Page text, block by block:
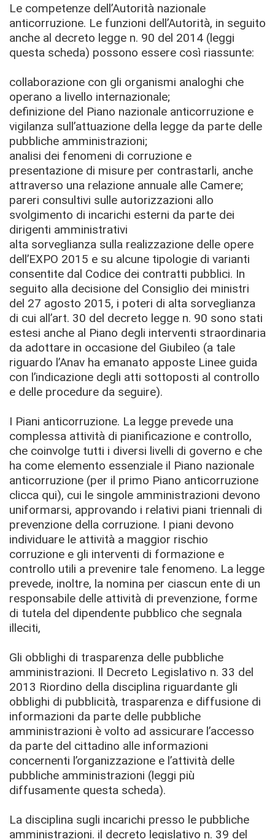
Le competenze dell’Autorità nazionale
anticorruzione. Le funzioni dell’Autorità, in seguito
anche al decreto legge n. 90 del 2014 (leggi
questa scheda) possono essere così riassunte:
collaborazione con gli organismi analoghi che
operano a livello internazionale;
definizione del Piano nazionale anticorruzione e
vigilanza sull’attuazione della legge da parte delle
pubbliche amministrazioni;
analisi dei fenomeni di corruzione e
presentazione di misure per contrastarli, anche
attraverso una relazione annuale alle Camere;
pareri consultivi sulle autorizzazioni allo
svolgimento di incarichi esterni da parte dei
dirigenti amministrativi
alta sorveglianza sulla realizzazione delle opere
dell’EXPO 2015 e su alcune tipologie di varianti
consentite dal Codice dei contratti pubblici. In
seguito alla decisione del Consiglio dei ministri
del 27 agosto 2015, i poteri di alta sorveglianza
di cui all’art. 30 del decreto legge n. 90 sono stati
estesi anche al Piano degli interventi straordinaria
da adottare in occasione del Giubileo (a tale
riguardo l’Anav ha emanato apposte Linee guida
con l’indicazione degli atti sottoposti al controllo
e delle procedure da seguire).
I Piani anticorruzione. La legge prevede una
complessa attività di pianificazione e controllo,
che coinvolge tutti i diversi livelli di governo e che
ha come elemento essenziale il Piano nazionale
anticorruzione (per il primo Piano anticorruzione
clicca qui), cui le singole amministrazioni devono
uniformarsi, approvando i relativi piani triennali di
prevenzione della corruzione. I piani devono
individuare le attività a maggior rischio
corruzione e gli interventi di formazione e
controllo utili a prevenire tale fenomeno. La legge
prevede, inoltre, la nomina per ciascun ente di un
responsabile delle attività di prevenzione, forme
di tutela del dipendente pubblico che segnala
illeciti,
Gli obblighi di trasparenza delle pubbliche
amministrazioni. Il Decreto Legislativo n. 33 del
2013 Riordino della disciplina riguardante gli
obblighi di pubblicità, trasparenza e diffusione di
informazioni da parte delle pubbliche
amministrazioni è volto ad assicurare l’accesso
da parte del cittadino alle informazioni
concernenti l’organizzazione e l’attività delle
pubbliche amministrazioni (leggi più
diffusamente questa scheda).
La disciplina sugli incarichi presso le pubbliche
amministrazioni. il decreto legislativo n. 39 del